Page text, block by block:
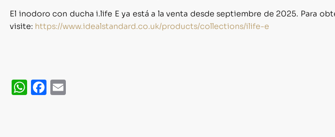
El inodoro con ducha i.life E ya está a la venta desde septiembre de 2025. Para
visite: https://www.idealstandard.co.uk/products/collections/ilife-e
WhatsApp
Facebook